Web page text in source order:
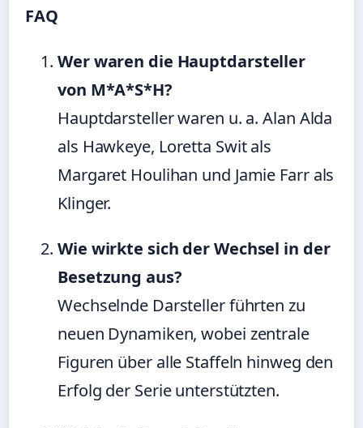
FAQ
Wer waren die Hauptdarsteller
von M*A*S*H?
Hauptdarsteller waren u. a. Alan Alda
als Hawkeye, Loretta Swit als
Margaret Houlihan und Jamie Farr als
Klinger.
Wie wirkte sich der Wechsel in der
Besetzung aus?
Wechselnde Darsteller führten zu
neuen Dynamiken, wobei zentrale
Figuren über alle Staffeln hinweg den
Erfolg der Serie unterstützten.